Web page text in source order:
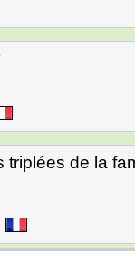
triplées de la